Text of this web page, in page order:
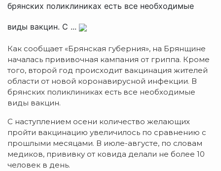
брянских поликлиниках есть все необходимые
виды вакцин. С ...
Как сообщает «Брянская губерния», на Брянщине
началась прививочная кампания от гриппа. Кроме
того, второй год происходит вакцинация жителей
области от новой коронавирусной инфекции. В
брянских поликлиниках есть все необходимые
виды вакцин.
С наступлением осени количество желающих
пройти вакцинацию увеличилось по сравнению с
прошлыми месяцами. В июле-августе, по словам
медиков, прививку от ковида делали не более 10
человек в день.